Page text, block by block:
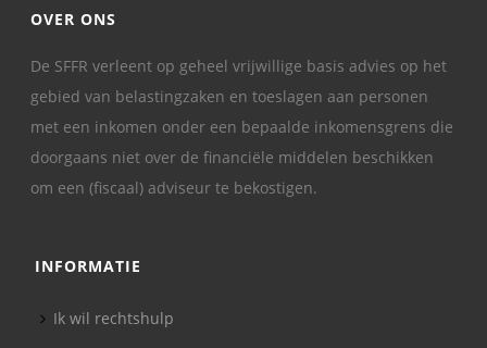
OVER ONS
De SFFR verleent op geheel vrijwillige basis advies op het
gebied van belastingzaken en toeslagen aan personen
met een inkomen onder een bepaalde inkomensgrens die
doorgaans niet over de financiële middelen beschikken
om een (fiscaal) adviseur te bekostigen.
INFORMATIE
Ik wil rechtshulp